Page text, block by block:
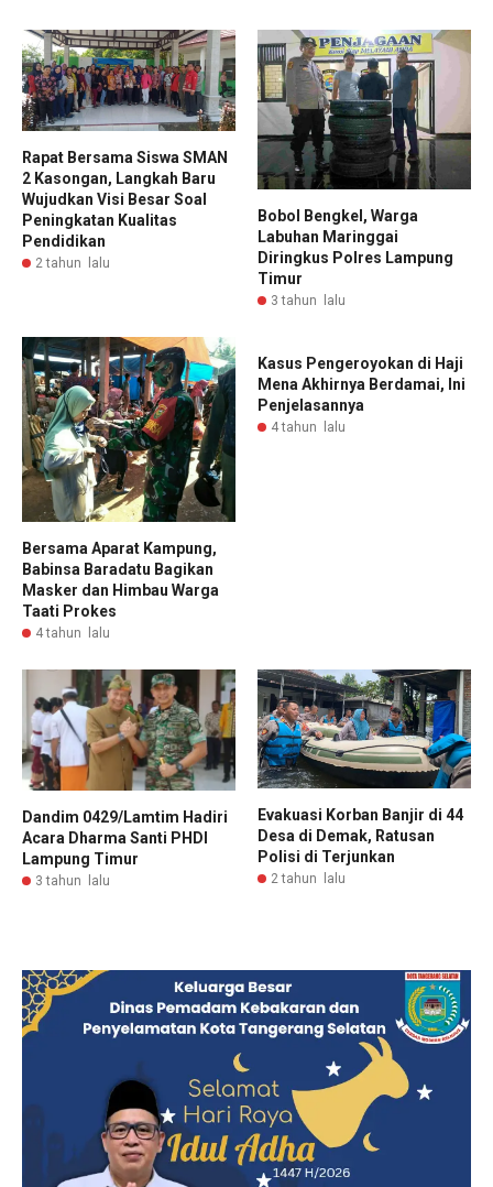
Rapat Bersama Siswa SMAN
2 Kasongan, Langkah Baru
Wujudkan Visi Besar Soal
Peningkatan Kualitas
Pendidikan
2 tahun lalu
Bobol Bengkel, Warga
Labuhan Maringgai
Diringkus Polres Lampung
Timur
3 tahun lalu
Bersama Aparat Kampung,
Babinsa Baradatu Bagikan
Masker dan Himbau Warga
Taati Prokes
4 tahun lalu
Kasus Pengeroyokan di Haji
Mena Akhirnya Berdamai, Ini
Penjelasannya
4 tahun lalu
Dandim 0429/Lamtim Hadiri
Acara Dharma Santi PHDI
Lampung Timur
3 tahun lalu
Evakuasi Korban Banjir di 44
Desa di Demak, Ratusan
Polisi di Terjunkan
2 tahun lalu